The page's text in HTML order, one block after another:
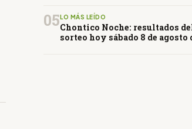
05 LO MÁS LEÍDO
Chontico Noche: resultados
sorteo hoy sábado 8 de agosto